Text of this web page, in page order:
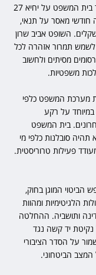
חודשי מאסר על תנאי,
קנס כספי בסך 2,500 שקלים. השופט אביב שרון
תמרור אזהרה לכל
מסיתים ולחשוב
משפטיות.
מערכת המשפט כלפי
על רקע
בית המשפט
תהיה סובלנות כלפי מי
פעילות טרוריסטית.
הביטוי המוגן בחוק,
הלגיטימיות ומהוות
ותושביה. ההחלטה
יד קשה נגד
על הסדר הציבורי
הביטחוני.